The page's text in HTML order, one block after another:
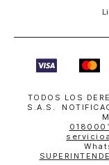
TODOS LOS
S.A.S.